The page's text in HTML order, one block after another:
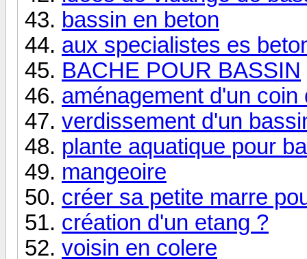
bassin en beton
aux specialistes es
BACHE POUR BASSIN
aménagement d'un coin
verdissement d'un
plante aquatique pour
mangeoire
créer sa petite marre
création d'un etang ?
voisin en colere